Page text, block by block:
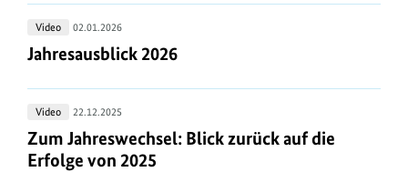
entsorgen
neue
2026
Jahresausblick
2026
Video 02.01.2026
Jahresausblick 2026
Jahresausblick 2026
Zum
Jahreswechsel:
Blick
Video 22.12.2025
Zum Jahreswechsel: Blick zurück auf die Erfolge
Zum Jahreswechsel: Blick zurück auf die
Erfolge von 2025